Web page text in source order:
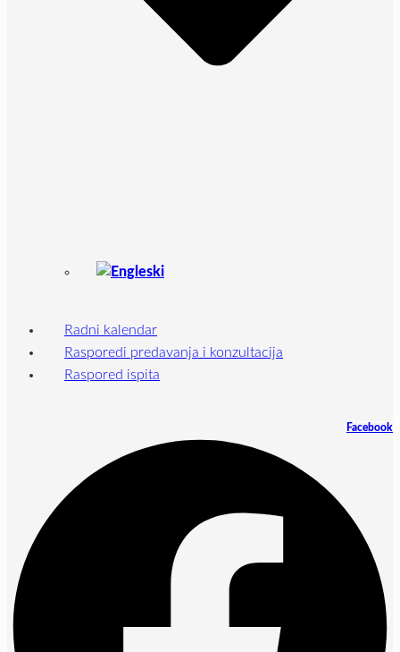
Radni kalendar
Rasporedi predavanja i konzultacija
Raspored ispita
Facebook